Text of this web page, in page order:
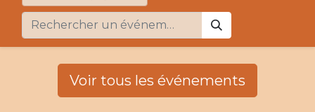
Voir tous les événements